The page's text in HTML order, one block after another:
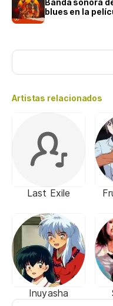
Banda sonora
blues en la
Artistas relacionados
Last Exile
Inuyasha